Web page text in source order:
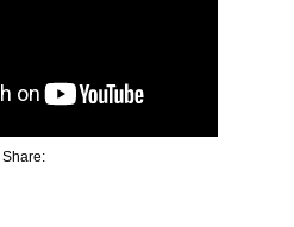
Share: